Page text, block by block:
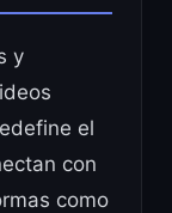
y
el
con
como